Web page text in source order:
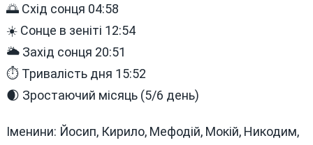
🌅 Схід сонця 04:58
☀️ Сонце в зеніті 12:54
🌥 Захід сонця 20:51
⏱ Тривалість дня 15:52
🌒 Зростаючий місяць (5/6 день)
Іменини: Йосип, Кирило, Мефодій, Мокій, Никодим,